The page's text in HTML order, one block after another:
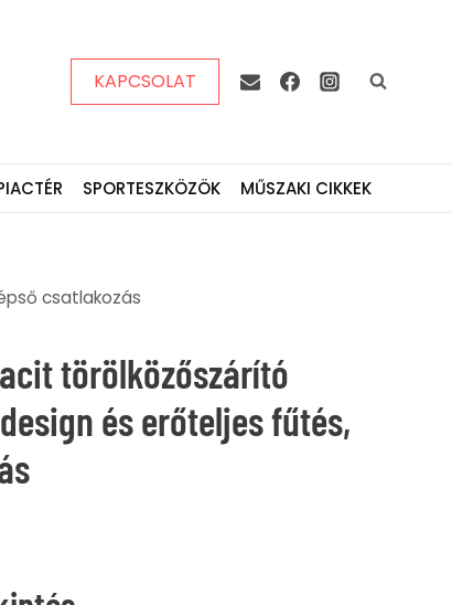
KAPCSOLAT
SPORTESZKÖZÖK MŰSZAKI CIKKEK
csatlakozás
törölközőszárító
és erőteljes fűtés,